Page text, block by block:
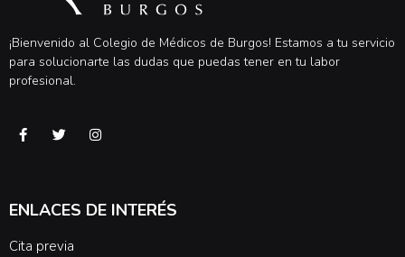
¡Bienvenido al Colegio de Médicos de Burgos! Estamos a tu servicio
para solucionarte las dudas que puedas tener en tu labor
profesional.
ENLACES DE INTERÉS
Cita previa